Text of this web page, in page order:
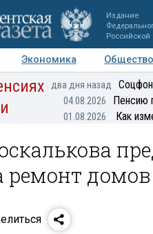
Издание
Российской
Экономика Общество
Персоны Мнения
два дня назад
04.08.2026 Пенсию
01.08.2026 Как
ремонт